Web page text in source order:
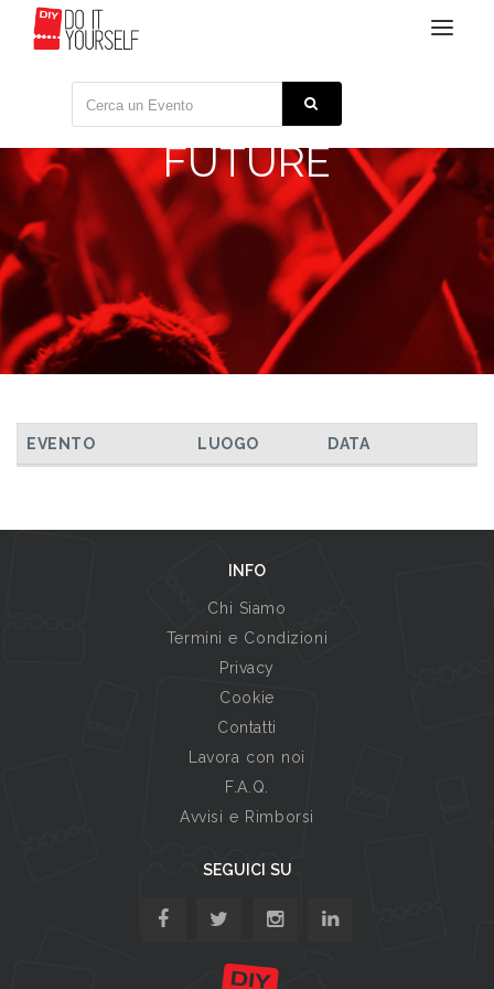
Toggle
FUTURE
TUTTI GLI EVENTI
EVENTO LUOGO DATA
INFO
Chi Siamo
Termini e Condizioni
Privacy
Cookie
Contatti
Lavora con noi
F.A.Q.
Avvisi e Rimborsi
SEGUICI SU